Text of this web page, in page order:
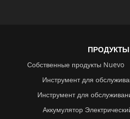
ПРОДУКТЫ
Собственные продукты Nuevo
Инструмент для
Инструмент для
Аккумулятор